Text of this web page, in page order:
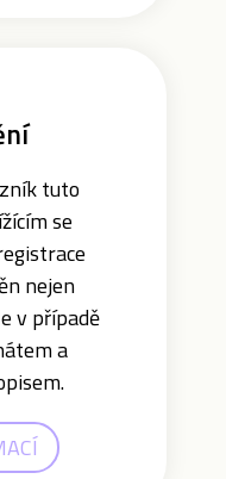
tuto
se
nejen
v případě
a